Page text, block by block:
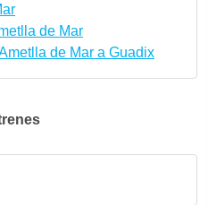
de Mar
de Mar a Guadix